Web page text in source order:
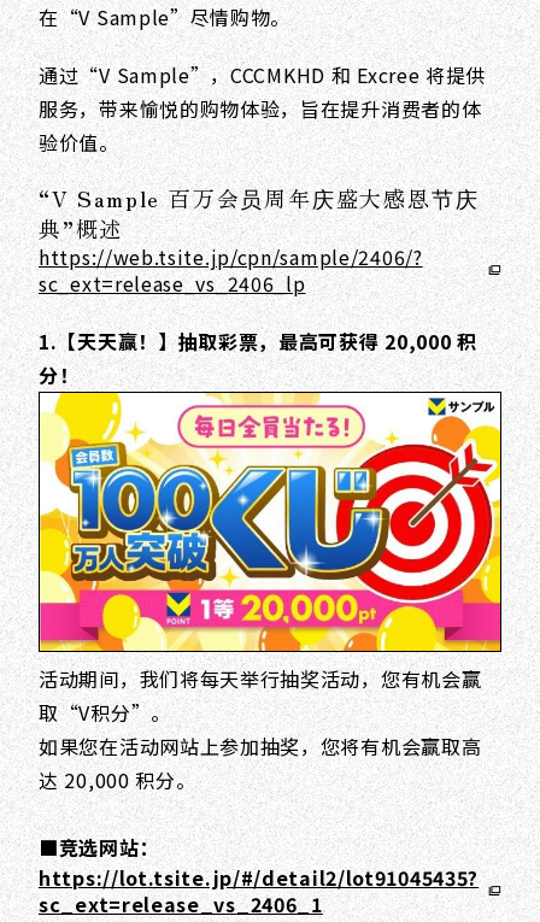
在“V Sample”尽情购物。
通过“V Sample”，CCCMKHD 和 Excree 将提供
服务，带来愉悦的购物体验，旨在提升消费者的体
验价值。
“V Sample 百万会员周年庆盛大感恩节庆
典”概述
https://web.tsite.jp/cpn/sample/2406/?
sc_ext=release_vs_2406_lp
1.【天天赢！】抽取彩票，最高可获得 20,000 积
分！
活动期间，我们将每天举行抽奖活动，您有机会赢
取“V积分”。
如果您在活动网站上参加抽奖，您将有机会赢取高
达 20,000 积分。
■竞选网站：
https://lot.tsite.jp/#/detail2/lot91045435?
sc_ext=release_vs_2406_1